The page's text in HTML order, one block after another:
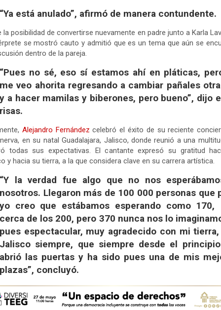
“Ya está anulado”, afirmó de manera contundente.
la posibilidad de convertirse nuevamente en padre junto a Karla
se mostró cauto y admitió que es un tema que aún se
dentro de la pareja.
“Pues no sé, eso sí estamos ahí en pláticas,
me veo ahorita regresando a cambiar pañales
y a hacer mamilas y biberones, pero bueno”, dijo
risas.
Alejandro Fernández celebró el éxito de su reciente
en su natal Guadalajara, Jalisco, donde reunió a una
todas sus expectativas. El cantante expresó su gratitud
y hacia su tierra, a la que considera clave en su carrera artística.
“Y la verdad fue algo que no nos
nosotros. Llegaron más de 100 000 personas que
yo creo que estábamos esperando como 170,
cerca de los 200, pero 370 nunca nos lo
pues espectacular, muy agradecido con mi
Jalisco siempre, que siempre desde el
abrió las puertas y ha sido pues una de mis
plazas”, concluyó.